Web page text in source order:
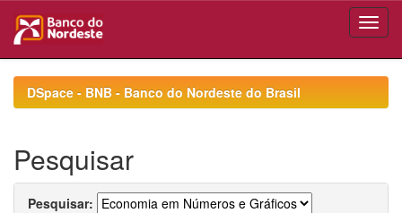
navigationDSpace - BNB - Banco do Nordeste do Brasil
Pesquisar
Pesquisar: